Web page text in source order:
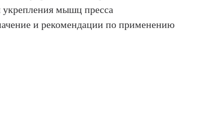
мышц пресса
и рекомендации по применению